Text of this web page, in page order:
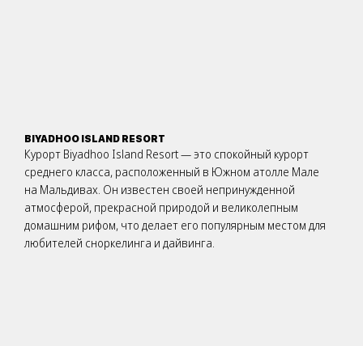
BIYADHOO ISLAND RESORT
Курорт Biyadhoo Island Resort — это спокойный курорт
среднего класса, расположенный в Южном атолле Мале
на Мальдивах. Он известен своей непринужденной
атмосферой, прекрасной природой и великолепным
домашним рифом, что делает его популярным местом для
любителей сноркелинга и дайвинга.